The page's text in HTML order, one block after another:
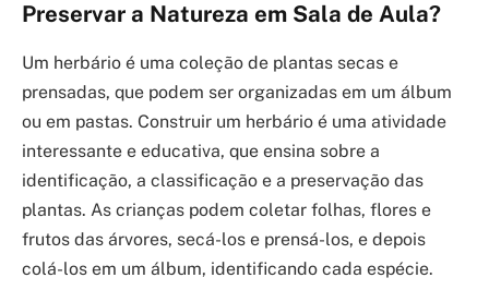
Preservar a Natureza em Sala de Aula?
Um herbário é uma coleção de plantas secas e
prensadas, que podem ser organizadas em um álbum
ou em pastas. Construir um herbário é uma atividade
interessante e educativa, que ensina sobre a
identificação, a classificação e a preservação das
plantas. As crianças podem coletar folhas, flores e
frutos das árvores, secá-los e prensá-los, e depois
colá-los em um álbum, identificando cada espécie.